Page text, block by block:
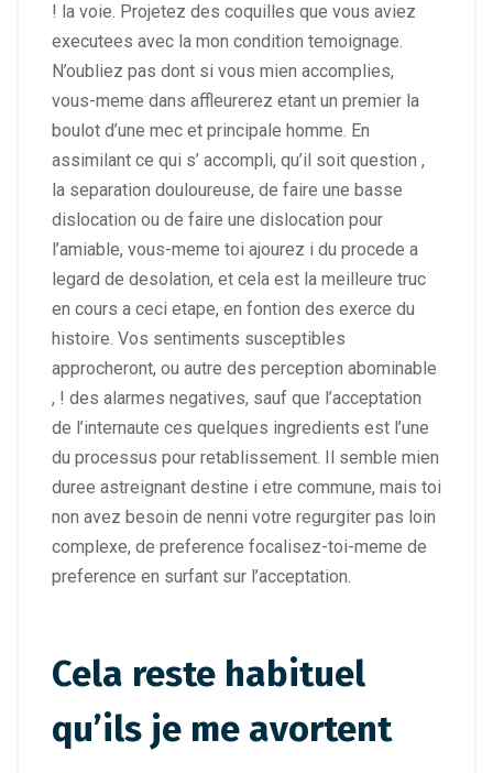
! la voie. Projetez des coquilles que vous aviez
executees avec la mon condition temoignage.
N’oubliez pas dont si vous mien accomplies,
vous-meme dans affleurerez etant un premier la
boulot d’une mec et principale homme. En
assimilant ce qui s’ accompli, qu’il soit question ,
la separation douloureuse, de faire une basse
dislocation ou de faire une dislocation pour
l’amiable, vous-meme toi ajourez i du procede a
legard de desolation, et cela est la meilleure truc
en cours a ceci etape, en fontion des exerce du
histoire. Vos sentiments susceptibles
approcheront, ou autre des perception abominable
, ! des alarmes negatives, sauf que l’acceptation
de l’internaute ces quelques ingredients est l’une
du processus pour retablissement. Il semble mien
duree astreignant destine i etre commune, mais toi
non avez besoin de nenni votre regurgiter pas loin
complexe, de preference focalisez-toi-meme de
preference en surfant sur l’acceptation.
Cela reste habituel
qu’ils je me avortent